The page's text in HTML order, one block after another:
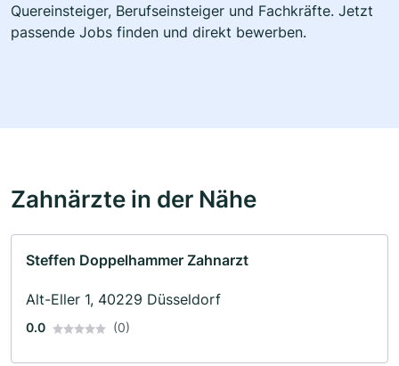
Quereinsteiger, Berufseinsteiger und Fachkräfte. Jetzt
passende Jobs finden und direkt bewerben.
Zahnärzte in der Nähe
Steffen Doppelhammer Zahnarzt
Alt-Eller 1, 40229 Düsseldorf
0.0 (0)